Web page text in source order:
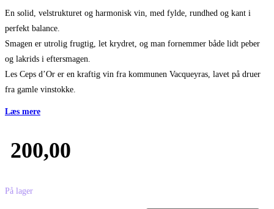
En solid, velstrukturet og harmonisk vin, med fylde, rundhed og kant i
perfekt balance.
Smagen er utrolig frugtig, let krydret, og man fornemmer både lidt peber
og lakrids i eftersmagen.
Les Ceps d’Or er en kraftig vin fra kommunen Vacqueyras, lavet på druer
fra gamle vinstokke.
Læs mere
200,00
På lager